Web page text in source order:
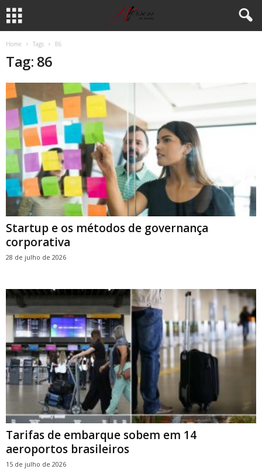
Home Tags 86
Tag: 86
Startup e os métodos de governança
corporativa
28 de julho de 2026
Tarifas de embarque sobem em 14
aeroportos brasileiros
15 de julho de 2026